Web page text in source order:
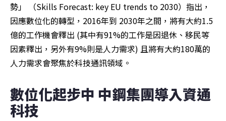
勢」 （Skills Forecast: key EU trends to 2030）指出，
因應數位化的轉型，2016年到 2030年之間，將有大約1.5
億的工作機會釋出 (其中有91%的工作是因退休、移民等
因素釋出，另外有9%則是人力需求) 且將有大約180萬的
人力需求會聚焦於科技通訊領域。
數位化起步中 中鋼集團導入資通
科技